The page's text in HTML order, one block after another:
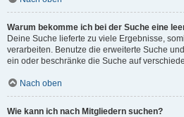
Warum bekomme ich bei der Suche eine
Deine Suche lieferte zu viele Ergebnisse,
verarbeiten. Benutze die erweiterte Suche
ein oder beschränke die Suche auf
Nach oben
Wie kann ich nach Mitgliedern suchen?